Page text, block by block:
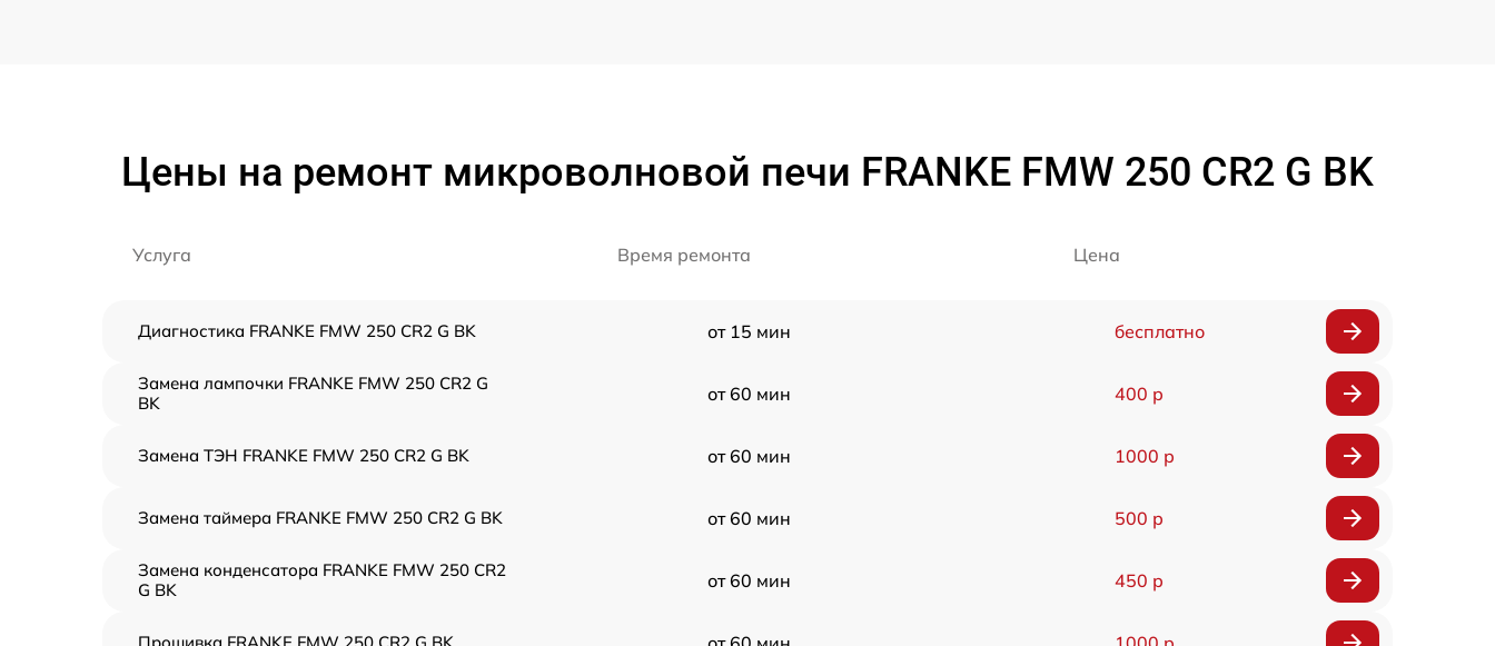
Цены на ремонт микроволновой печи FRANKE FMW 250 CR2 G BK
Услуга Время ремонта Цена
Диагностика FRANKE FMW 250 CR2 G BK от 15 мин бесплатно
Замена лампочки FRANKE FMW 250 CR2 G
BK
от 60 мин 400 р
Замена ТЭН FRANKE FMW 250 CR2 G BK от 60 мин 1000 р
Замена таймера FRANKE FMW 250 CR2 G BK от 60 мин 500 р
Замена конденсатора FRANKE FMW 250 CR2
G BK
от 60 мин 450 р